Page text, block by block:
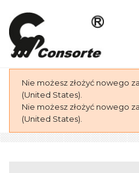
Nie możesz złożyć nowego
(United States).
Nie możesz złożyć nowego
(United States).